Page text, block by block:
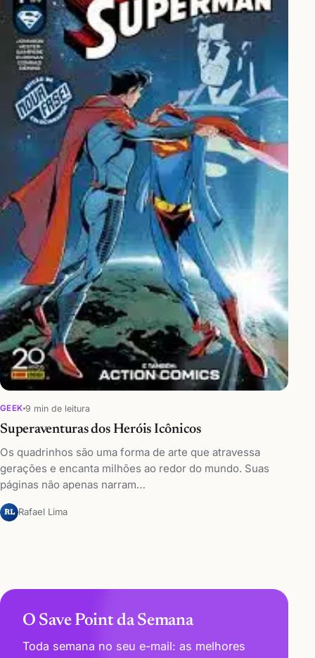
GEEK 9 min de leitura
Superaventuras dos Heróis Icônicos
Os quadrinhos são uma forma de arte que atravessa
gerações e encanta milhões ao redor do mundo. Suas
páginas não apenas narram…
RL Rafael Lima
O Save Point da Semana
Toda semana no seu e-mail: as melhores